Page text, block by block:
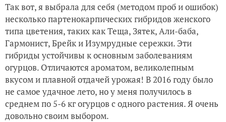
Так вот, я выбрала для себя (методом проб и ошибок)
несколько партенокарпических гибридов женского
типа цветения, таких как Теща, Зятек, Али-баба,
Гармонист, Брейк и Изумрудные сережки. Эти
гибриды устойчивы к основным заболеваниям
огурцов. Отличаются ароматом, великолепным
вкусом и плавной отдачей урожая! В 2016 году было
не самое удачное лето, но у меня получилось в
среднем по 5-6 кг огурцов с одного растения. Я очень
довольно своим выбором.